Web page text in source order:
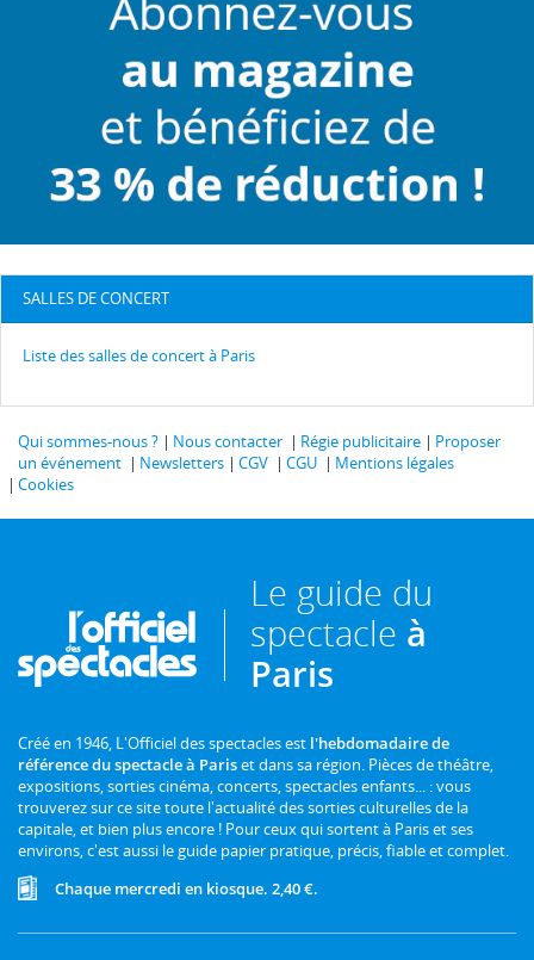
SALLES DE CONCERT
Liste des salles de concert à Paris
Qui sommes-nous ? Nous contacter Régie publicitaire
Proposer
un événement
Newsletters CGV CGU
Mentions légales
Cookies
Le guide du
spectacle à
Paris
Créé en 1946, L'Officiel des spectacles est l'hebdomadaire de
référence du spectacle à Pariset dans sa région. Pièces de théâtre,
expositions, sorties cinéma, concerts, spectacles enfants... : vous
trouverez sur ce site toute l'actualité des sorties culturelles de la
capitale, et bien plus encore ! Pour ceux qui sortent à Paris et ses
environs, c'est aussi le guide papier pratique, précis, fiable et complet.
Chaque mercredi en kiosque. 2,40 €.